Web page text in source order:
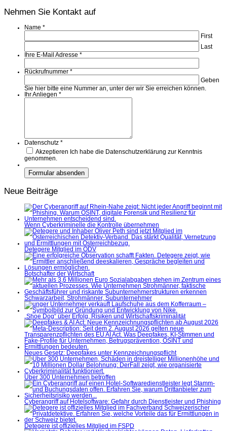
Nehmen Sie Kontakt auf
Name *
First
Last
Ihre E-Mail Adresse *
Rückrufnummer *
Geben
Sie hier bitte eine Nummer an, unter der wir Sie erreichen können.
Ihr Anliegen *
Datenschutz *
Akzeptieren Ich habe die Datenschutzerklärung zur Kenntnis
genommen.
Neue Beiträge
Wenn Cyberkriminelle die Kontrolle übernehmen
Detegere Mitglied im ÖDV
Botschafter der Wirtschaft
Schwarzarbeit, Strohmänner, Subunternehmer
„Shoe Dog“ über Erfolg, Risiken und Wirtschaftskriminalität
Neues Gesetz: Deepfakes unter Kennzeichnungspflicht
Über 300 Unternehmen betroffen
Cyberangriff auf Hotelsoftware: Gefahr durch Dienstleister und Phishing
Detegere ist offizielles Mitglied im FSPD